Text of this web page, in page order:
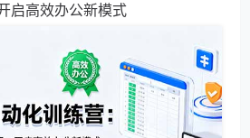
启高效办公新模式